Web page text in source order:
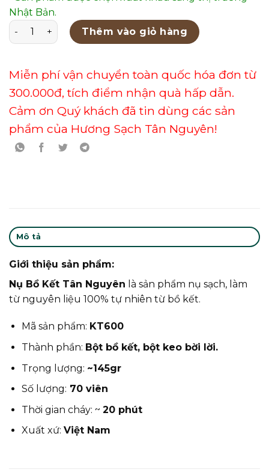
Nhật Bản.
NỤ BỒ KẾT TÂN NGUYÊN HỘP 70 VIÊN - KT600 số lượng
Thêm vào giỏ hàng
Miễn phí vận chuyển toàn quốc hóa đơn từ
300.000đ, tích điểm nhận quà hấp dẫn.
Cảm ơn Quý khách đã tin dùng các sản
phẩm của Hương Sạch Tân Nguyên!
Mô tả
Giới thiệu sản phẩm:
Nụ Bồ Kết Tân Nguyên là sản phẩm nụ sạch, làm
từ nguyên liệu 100% tự nhiên từ bồ kết.
Mã sản phẩm: KT600
Thành phần: Bột bồ kết, bột keo bời lời.
Trọng lượng: ~145gr
Số lượng: 70 viên
Thời gian cháy: ~ 20 phút
Xuất xứ: Việt Nam